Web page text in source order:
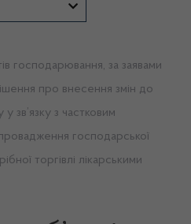
господарювання, за заявами
про внесення змін до
зв’язку з частковим
господарської
торгівлі лікарськими